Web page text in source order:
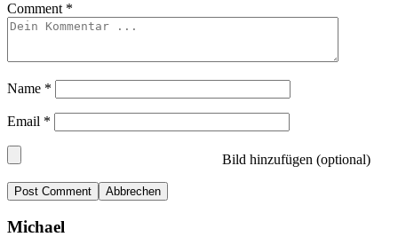
Comment *
Name *
Email *
Bild hinzufügen (optional)
Abbrechen
Michael